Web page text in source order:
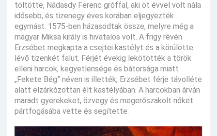
töltötte, Nádasdy Ferenc gróffal, aki öt évvel volt nála
idősebb, és tizenegy éves korában eljegyezték
egymást. 1575-ben házasodtak össze, melyre még a
magyar Miksa király is hivatalos volt. A frigy révén
Erzsébet megkapta a csejtei kastélyt és a körülötte
lévő tizenkét falut. Férjét évekig lekötötték a török
elleni harcok, kegyetlensége és bátorsága miatt
„Fekete Bég” néven is illették, Erzsébet férje távolléte
alatt elzárkózottan élt kastélyában. A harcokban árván
maradt gyerekeket, özvegy és megerőszakolt nőket
pártfogásába vette és segítette.